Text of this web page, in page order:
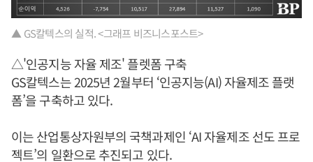
▲ GS칼텍스의 실적. <그래프 비즈니스포스트>
△'인공지능 자율 제조' 플렛폼 구축
GS칼텍스는 2025년 2월부터 ‘인공지능(AI) 자율제조 플랫
폼’을 구축하고 있다.
이는 산업통상자원부의 국책과제인 ‘AI 자율제조 선도 프로
젝트’의 일환으로 추진되고 있다.